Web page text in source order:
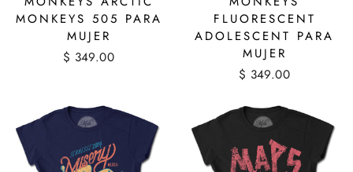
MONKEYS 505 PARA
MUJER
$ 349.00
FLUORESCENT
ADOLESCENT PARA
MUJER
$ 349.00